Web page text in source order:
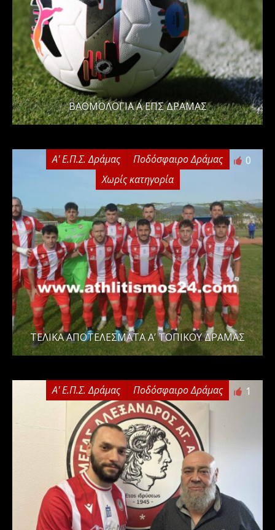
ΒΑΘΜΟΛΟΓΙΑ Α ΕΠΣ ΔΡΑΜΑΣ
Α' Ε.Π.Σ. Δράμας
Ποδόσφαιρο Δράμας
Χωρίς κατηγορία
0
ΤΕΛΙΚΑ ΑΠΟΤΕΛΕΣΜΑΤΑ Α’ ΤΟΠΙΚΟΥ ΔΡΑΜΑΣ
Α' Ε.Π.Σ. Δράμας Ποδόσφαιρο Δράμας 1